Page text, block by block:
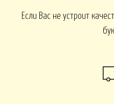
Если Вас не устроит